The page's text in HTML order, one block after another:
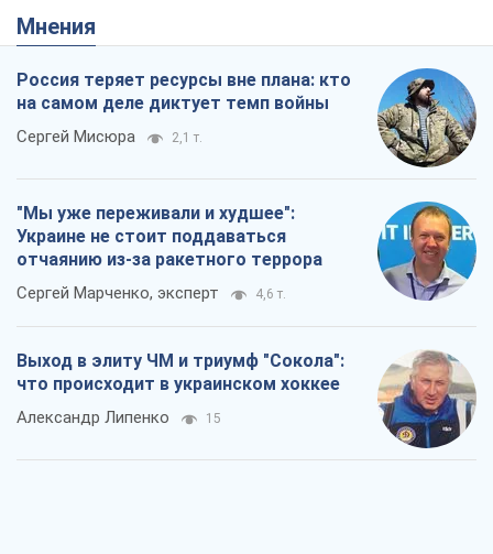
Мнения
Россия теряет ресурсы вне плана: кто
на самом деле диктует темп войны
Сергей Мисюра 2,1 т.
"Мы уже переживали и худшее":
Украине не стоит поддаваться
отчаянию из-за ракетного террора
Сергей Марченко, эксперт 4,6 т.
Выход в элиту ЧМ и триумф "Сокола":
что происходит в украинском хоккее
Александр Липенко 15